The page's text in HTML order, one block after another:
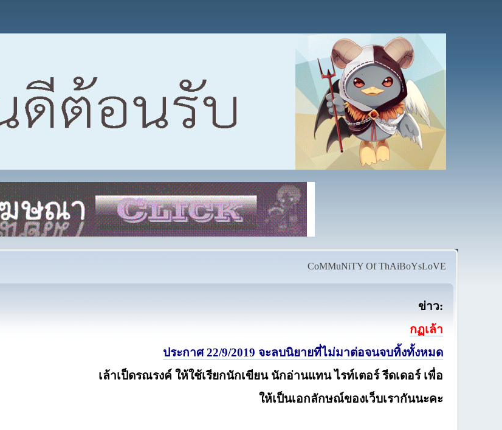
CoMMuNiTY Of ThAiBoYsLoVE
ข่าว:
กฏเล้า
ประกาศ 22/9/2019 จะลบนิยายที่ไม่มาต่อจนจบทิ้งทั้งหมด
เล้าเป็ดรณรงค์ ให้ใช้เรียกนักเขียน นักอ่านแทน ไรท์เตอร์ รีดเดอร์ เพื่อ
ให้เป็นเอกลักษณ์ของเว็บเรากันนะคะ